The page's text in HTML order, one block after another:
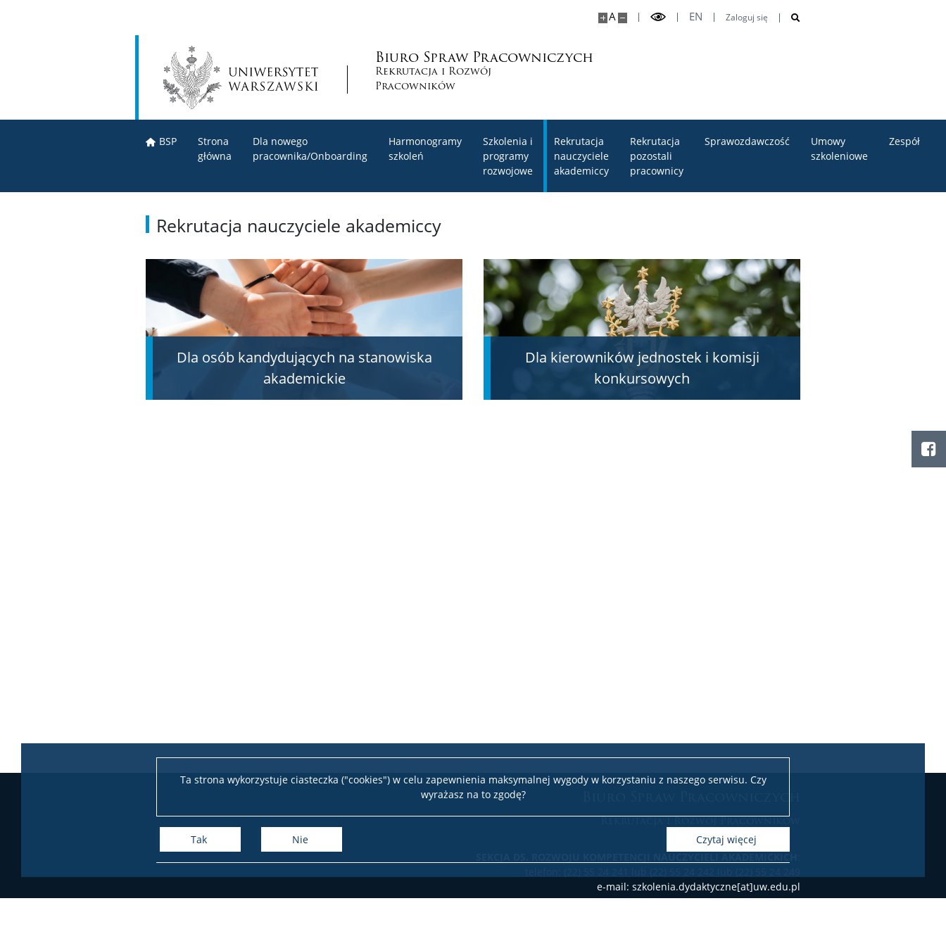
Ta strona wykorzystuje ciasteczka ("cookies") w celu zapewnienia maksymalnej wygody w korzystaniu z naszego serwisu. Czy
wyrażasz na to zgodę?
Tak Nie czytaj więcej
A EN Zaloguj się
Biuro Spraw Pracowniczych
Rekrutacja i Rozwój
Pracowników
BSP
Strona
główna
Dla nowego
pracownika/Onboarding
Harmonogramy
szkoleń
Szkolenia i
programy
rozwojowe
Rekrutacja
nauczyciele
akademiccy
Rekrutacja
pozostali
pracownicy
Sprawozdawczość
Umowy
szkoleniowe
Zespół
Rekrutacja nauczyciele akademiccy
Dla osób kandydujących na stanowiska
akademickie
Dla kierowników jednostek i komisji
konkursowych
Rekrutacja i Rozwój Pracowników
e-mail: szkolenia.dydaktyczne[at]uw.edu.pl
SEKCJA DS. REKRUTACJI: